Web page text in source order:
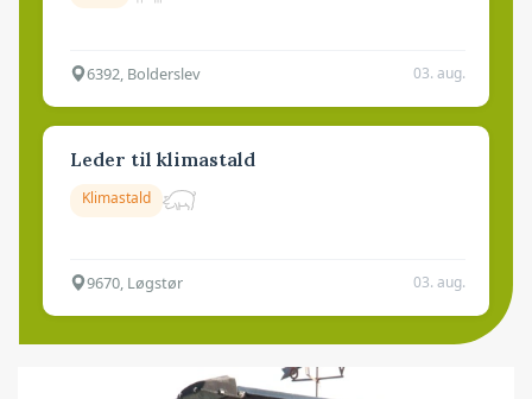
6392, Bolderslev 03. aug.
Leder til klimastald
Klimastald
9670, Løgstør 03. aug.